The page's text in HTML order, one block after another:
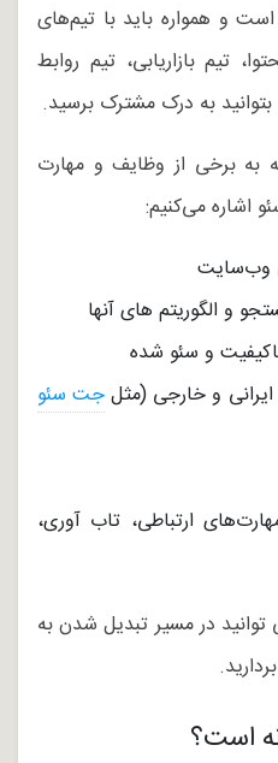
و همواره باید با تیم‌های
تیم بازاریابی، تیم روابط
به درک مشترک برسید.
به برخی از وظایف و مهارت
اشاره می‌کنیم:
وب‌سایت
و الگوریتم های آنها
و سئو شده
ایرانی و خارجی (مثلجت سئو
ارتباطی، تاب آوری،
توانید در مسیر تبدیل شدن به
است؟